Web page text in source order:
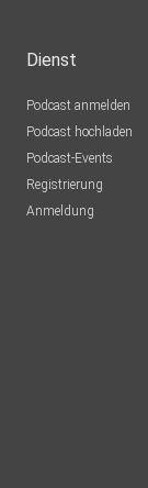
Dienst
Podcast anmelden
Podcast hochladen
Podcast-Events
Registrierung
Anmeldung